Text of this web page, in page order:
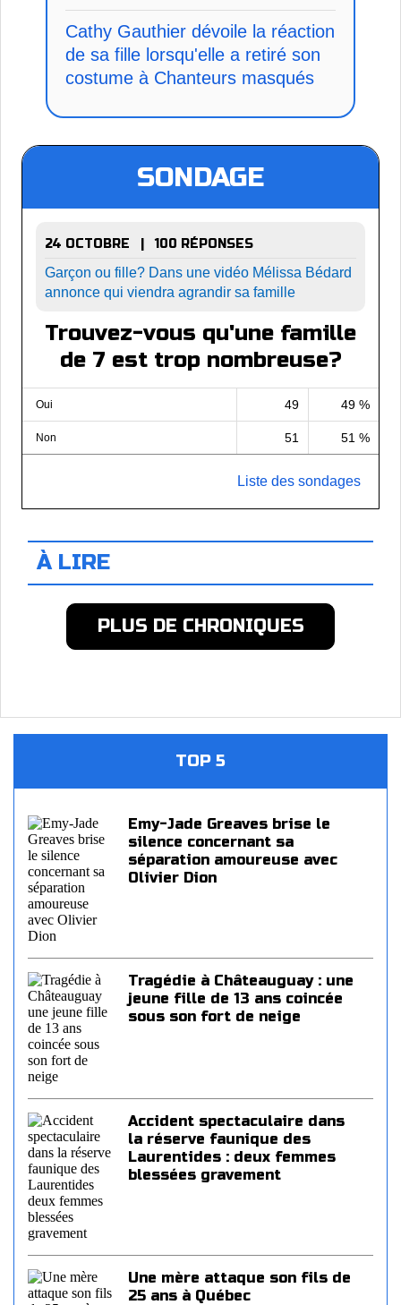
Cathy Gauthier dévoile la réaction
de sa fille lorsqu'elle a retiré son
costume à Chanteurs masqués
SONDAGE
24 OCTOBRE | 100 RÉPONSES
Garçon ou fille? Dans une vidéo Mélissa Bédard
annonce qui viendra agrandir sa famille
Trouvez-vous qu'une famille
de 7 est trop nombreuse?
Oui 49 49 %
Non 51 51 %
Liste des sondages
À LIRE
PLUS DE CHRONIQUES
TOP 5
Emy-Jade Greaves brise le
silence concernant sa
séparation amoureuse avec
Olivier Dion
Tragédie à Châteauguay : une
jeune fille de 13 ans coincée
sous son fort de neige
Accident spectaculaire dans
la réserve faunique des
Laurentides : deux femmes
blessées gravement
Une mère attaque son fils de
25 ans à Québec